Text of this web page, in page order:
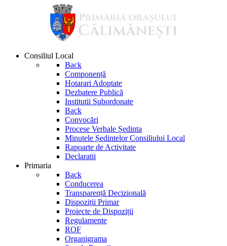
Consiliul Local
Back
Componență
Hotarari Adoptate
Dezbatere Publică
Institutii Subordonate
Back
Convocări
Procese Verbale Ședinta
Minutele Ședintelor Consiliului Local
Rapoarte de Activitate
Declaratii
Primaria
Back
Conducerea
Transparență Decizională
Dispoziții Primar
Proiecte de Dispoziții
Regulamente
ROF
Organigrama